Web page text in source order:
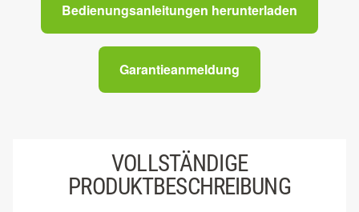
Bedienungsanleitungen herunterladen
Garantieanmeldung
VOLLSTÄNDIGE
PRODUKTBESCHREIBUNG